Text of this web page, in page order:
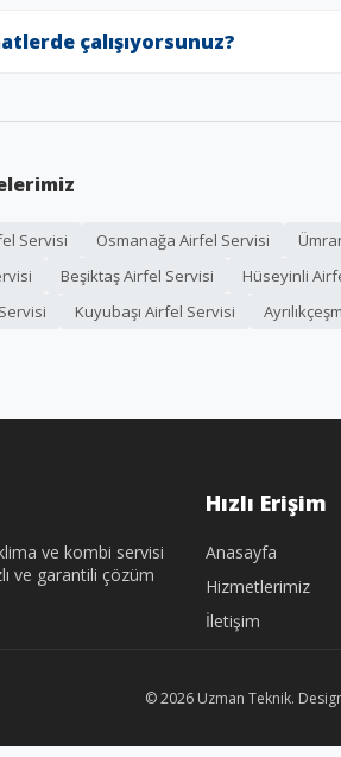
çalışıyorsunuz?
Servisi Osmanağa Airfel Servisi
Beşiktaş Airfel Servisi Hüseyinli
Kuyubaşı Airfel Servisi
ve kombi servisi
ve garantili çözüm
Hızlı Erişim
Anasayfa
Hizmetlerimiz
İletişim
© 2026 Uzman Teknik.